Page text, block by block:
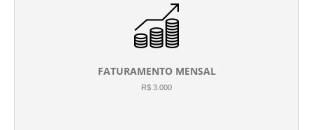
FATURAMENTO MENSAL
R$ 3.000